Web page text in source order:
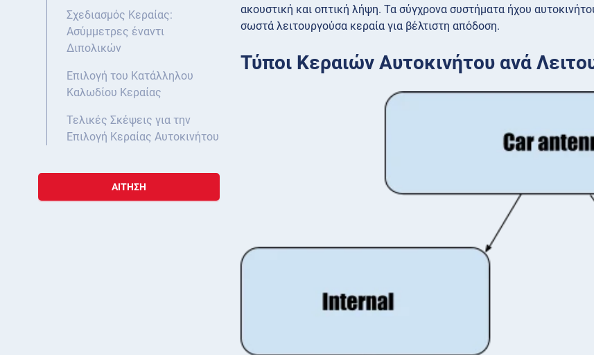
Σχεδιασμός Κεραίας:
Ασύμμετρες έναντι
Διπολικών
Επιλογή του Κατάλληλου
Καλωδίου Κεραίας
Τελικές Σκέψεις για την
Επιλογή Κεραίας Αυτοκινήτου
ΑΊΤΗΣΗ
ακουστική και οπτική λήψη. Τα σύγχρονα συστήματα ήχου
σωστά λειτουργούσα κεραία για βέλτιστη απόδοση.
Τύποι Κεραιών Αυτοκινήτου ανά